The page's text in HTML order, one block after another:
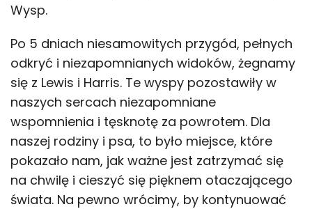
Wysp.
Po 5 dniach niesamowitych przygód, pełnych
odkryć i niezapomnianych widoków, żegnamy
się z Lewis i Harris. Te wyspy pozostawiły w
naszych sercach niezapomniane
wspomnienia i tęsknotę za powrotem. Dla
naszej rodziny i psa, to było miejsce, które
pokazało nam, jak ważne jest zatrzymać się
na chwilę i cieszyć się pięknem otaczającego
świata. Na pewno wrócimy, by kontynuować